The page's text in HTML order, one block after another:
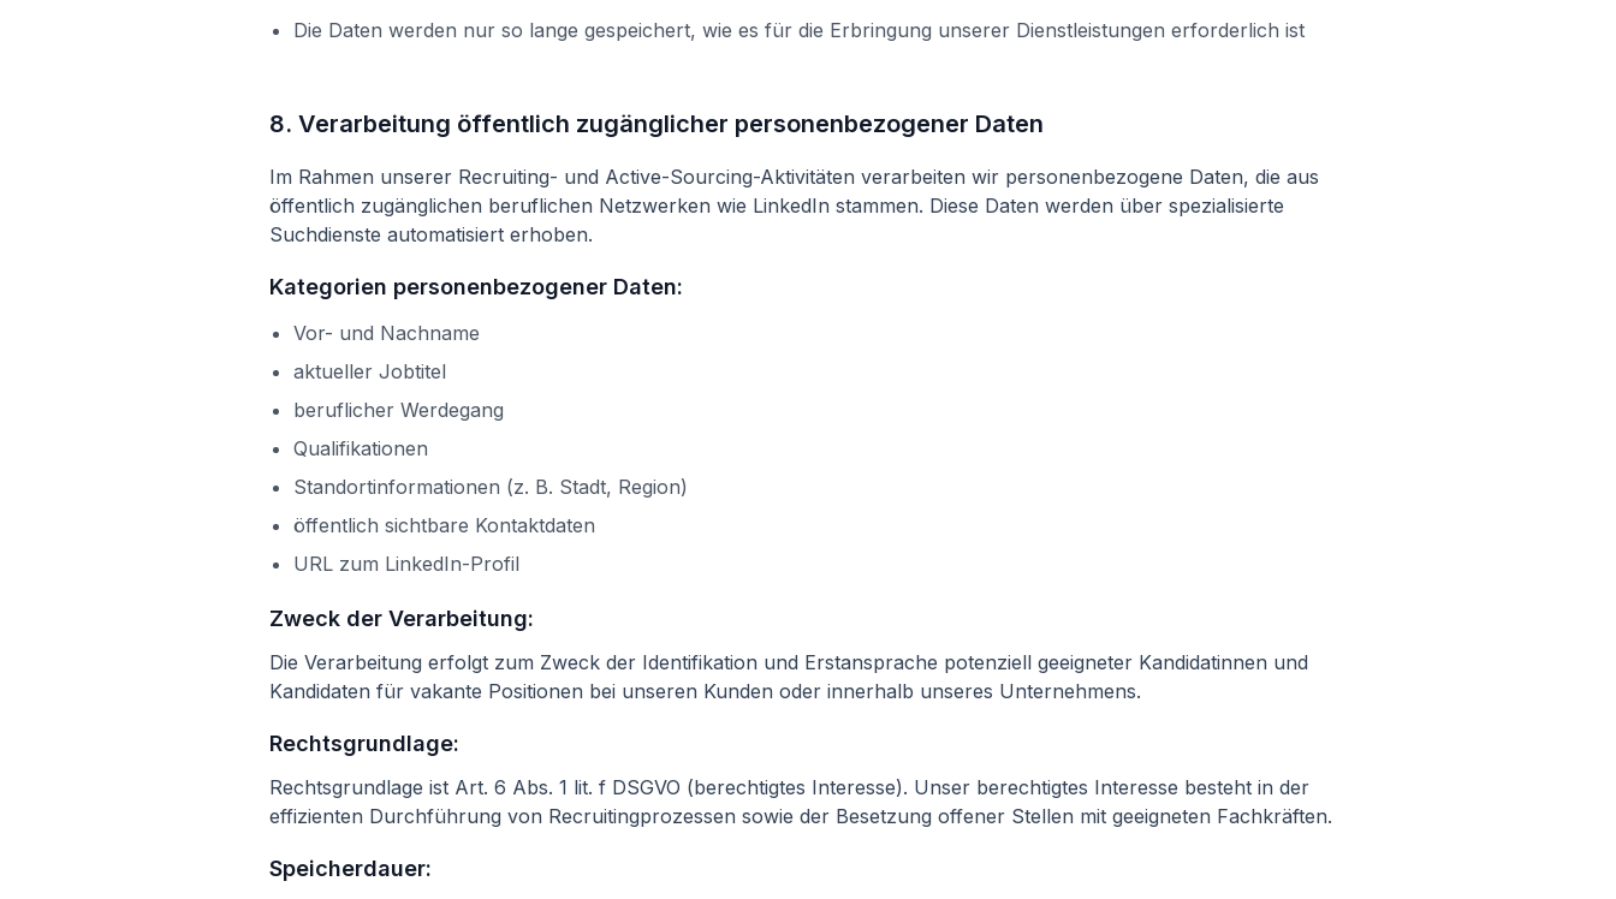
Die Daten werden nur so lange gespeichert, wie es für die Erbringung unserer Dienstleistungen erforderlich ist
8. Verarbeitung öffentlich zugänglicher personenbezogener Daten
Im Rahmen unserer Recruiting- und Active-Sourcing-Aktivitäten verarbeiten wir personenbezogene Daten, die aus
öffentlich zugänglichen beruflichen Netzwerken wie LinkedIn stammen. Diese Daten werden über spezialisierte
Suchdienste automatisiert erhoben.
Kategorien personenbezogener Daten:
Vor- und Nachname
aktueller Jobtitel
beruflicher Werdegang
Qualifikationen
Standortinformationen (z. B. Stadt, Region)
öffentlich sichtbare Kontaktdaten
URL zum LinkedIn-Profil
Zweck der Verarbeitung:
Die Verarbeitung erfolgt zum Zweck der Identifikation und Erstansprache potenziell geeigneter Kandidatinnen und
Kandidaten für vakante Positionen bei unseren Kunden oder innerhalb unseres Unternehmens.
Rechtsgrundlage:
Rechtsgrundlage ist Art. 6 Abs. 1 lit. f DSGVO (berechtigtes Interesse). Unser berechtigtes Interesse besteht in der
effizienten Durchführung von Recruitingprozessen sowie der Besetzung offener Stellen mit geeigneten Fachkräften.
Speicherdauer: